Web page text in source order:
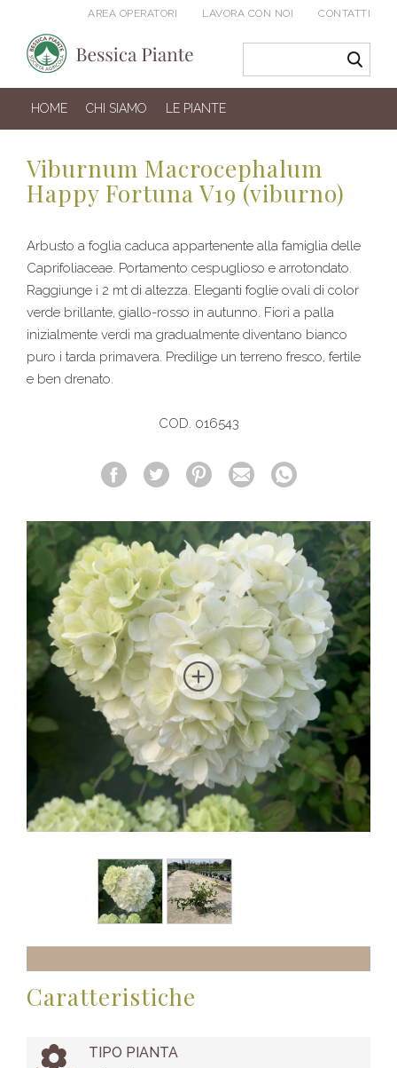
AREA OPERATORI LAVORA CON NOI CONTATTI
HOME CHI SIAMO LE PIANTE
Viburnum Macrocephalum
Happy Fortuna V19 (viburno)
Arbusto a foglia caduca appartenente alla famiglia delle
Caprifoliaceae. Portamento cespuglioso e arrotondato.
Raggiunge i 2 mt di altezza. Eleganti foglie ovali di color
verde brillante, giallo-rosso in autunno. Fiori a palla
inizialmente verdi ma gradualmente diventano bianco
puro i tarda primavera. Predilige un terreno fresco, fertile
e ben drenato.
COD. 016543
Caratteristiche
TIPO PIANTA